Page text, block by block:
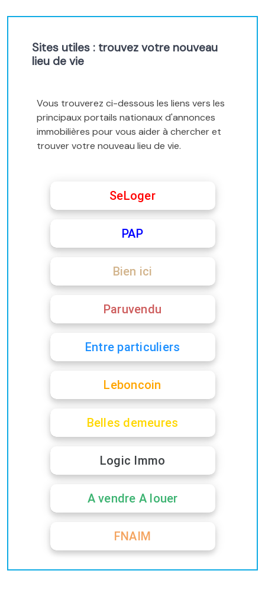
Sites utiles : trouvez votre nouveau
lieu de vie
Vous trouverez ci-dessous les liens vers les
principaux portails nationaux d'annonces
immobilières pour vous aider à chercher et
trouver votre nouveau lieu de vie.
SeLoger
PAP
Bien ici
Paruvendu
Entre particuliers
Leboncoin
Belles demeures
Logic Immo
A vendre A louer
FNAIM